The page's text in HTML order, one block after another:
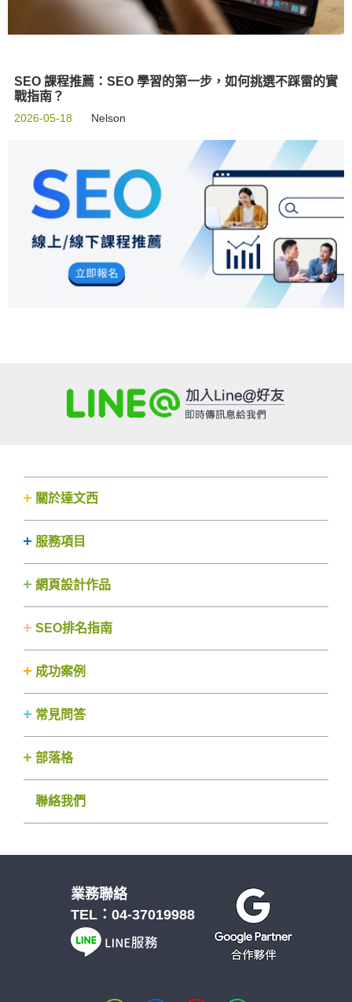
SEO 課程推薦：SEO 學習的第一步，如何挑選不踩雷的實
戰指南？
2026-05-18 Nelson
關於達文西
服務項目
網頁設計作品
SEO排名指南
成功案例
常見問答
部落格
聯絡我們
業務聯絡
TEL： 04-37019988